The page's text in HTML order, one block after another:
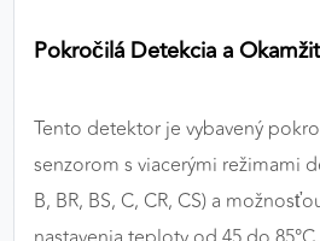
Pokročilá Detekcia a
Tento detektor je vybavený
senzorom s viacerými režimami
B, BR, BS, C, CR, CS) a